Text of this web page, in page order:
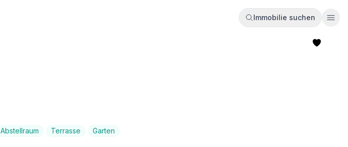
Immobilie suchen
Abstellraum Terrasse Garten